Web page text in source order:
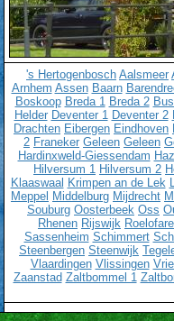
's Hertogenbosch Aalsmeer
Arnhem Assen Baarn
Boskoop Breda 1 Breda 2
Helder Deventer 1 Deventer 2
Drachten Eibergen Eindhoven
2 Franeker Geleen Geleen
Hardinxweld-Giessendam
Hilversum 1 Hilversum 2
Klaaswaal Krimpen an de Lek
Meppel Middelburg Mijdrecht
Souburg Oosterbeek Oss
Rhenen Rijswijk
Sassenheim Schimmert
Steenbergen Steenwijk
Vlaardingen Vlissingen
Zaanstad Zaltbommel 1